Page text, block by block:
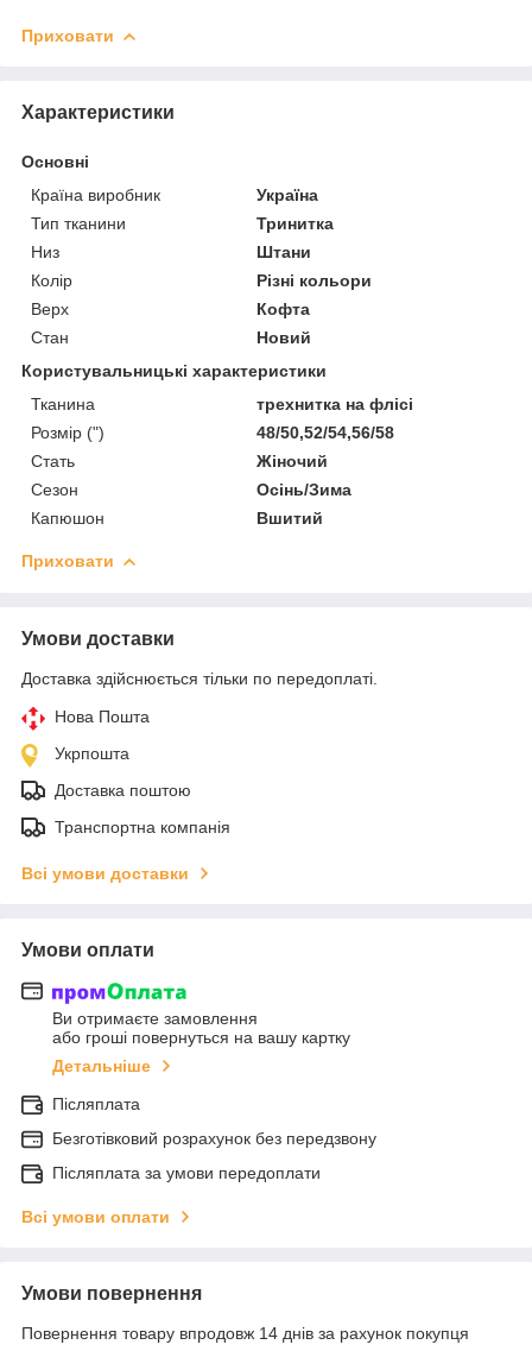
Приховати
Характеристики
Основні
Країна виробник
Україна
Тип тканини
Тринитка
Низ
Штани
Колір
Різні кольори
Верх
Кофта
Стан
Новий
Користувальницькі характеристики
Тканина
трехнитка на флісі
Розмір (")
48/50,52/54,56/58
Стать
Жіночий
Сезон
Осінь/Зима
Капюшон
Вшитий
Приховати
Умови доставки
Доставка здійснюється тільки по передоплаті.
Нова Пошта
Укрпошта
Доставка поштою
Транспортна компанія
Всі умови доставки
Умови оплати
Ви отримаєте замовлення
або гроші повернуться на вашу картку
Детальніше
Післяплата
Безготівковий розрахунок без передзвону
Післяплата за умови передоплати
Всі умови оплати
Умови повернення
Повернення товару впродовж 14 днів за рахунок покупця